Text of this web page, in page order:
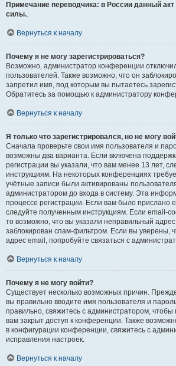
Примечание переводчика: в России данный
силы..
Вернуться к началу
Почему я не могу зарегистрироваться?
Возможно, администратор конференции
пользователей. Также возможно, что он
запретил имя, под которым вы пытаетесь
Обратитесь за помощью к администратору
Вернуться к началу
Я только что зарегистрировался, но не могу
Сначала проверьте свои имя пользователя и
возможны два варианта. Если включена
регистрации вы указали, что вам менее 13 лет,
инструкциям. На некоторых конференциях
учётные записи были активированы
администратором до входа в систему. Эта
процессе регистрации. Если вам было прислано
следуйте полученным инструкциям. Если email-
то возможно, что вы указали неправильный
заблокирован спам-фильтром. Если вы уверены,
адрес email, попробуйте связаться с
Вернуться к началу
Почему я не могу войти?
Существует несколько возможных причин.
вы правильно вводите имя пользователя и
правильно, свяжитесь с администратором,
вам закрыт доступ к конференции. Также
в конфигурации конференции, свяжитесь с
исправления настроек.
Вернуться к началу